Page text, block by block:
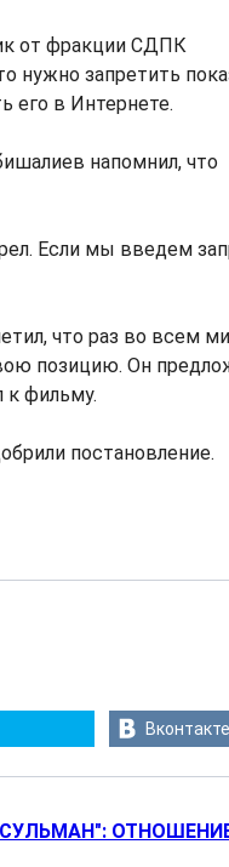
от фракции СДПК
нужно запретить
его в Интернете.
напомнил, что
Если мы введем
что раз во всем
позицию. Он
к фильму.
постановление.
Вконтакте